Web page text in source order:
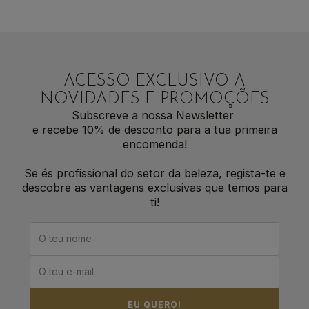
ACESSO EXCLUSIVO A
NOVIDADES E PROMOÇÕES
Subscreve a nossa Newsletter
e recebe 10% de desconto para a tua primeira
encomenda!
Se és profissional do setor da beleza, regista-te e
descobre as vantagens exclusivas que temos para
ti!
EU QUERO!